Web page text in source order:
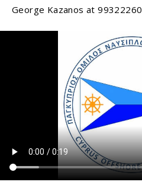
George Kazanos at 99322260